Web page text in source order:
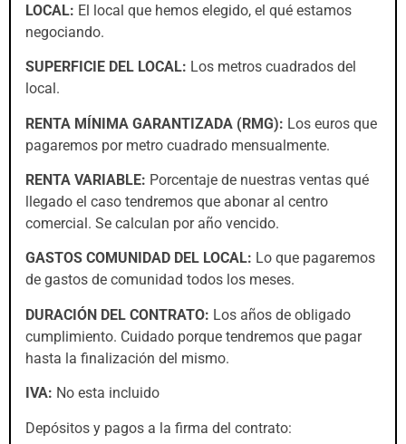
LOCAL: El local que hemos elegido, el qué estamos
negociando.
SUPERFICIE DEL LOCAL: Los metros cuadrados del
local.
RENTA MÍNIMA GARANTIZADA (RMG): Los euros que
pagaremos por metro cuadrado mensualmente.
RENTA VARIABLE: Porcentaje de nuestras ventas qué
llegado el caso tendremos que abonar al centro
comercial. Se calculan por año vencido.
GASTOS COMUNIDAD DEL LOCAL: Lo que pagaremos
de gastos de comunidad todos los meses.
DURACIÓN DEL CONTRATO: Los años de obligado
cumplimiento. Cuidado porque tendremos que pagar
hasta la finalización del mismo.
IVA: No esta incluido
Depósitos y pagos a la firma del contrato: